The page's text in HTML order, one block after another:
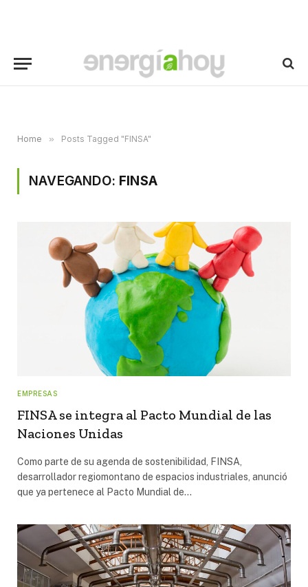
Home » Posts Tagged "FINSA"
NAVEGANDO: FINSA
EMPRESAS
FINSA se integra al Pacto Mundial de las
Naciones Unidas
Como parte de su agenda de sostenibilidad, FINSA,
desarrollador regiomontano de espacios industriales, anunció
que ya pertenece al Pacto Mundial de…